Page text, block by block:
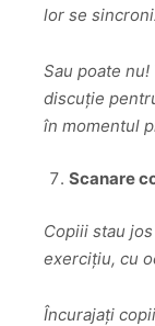
lor se
Sau poate
discuție
în momentul
Scanare
Copiii stau
exercițiu, cu
Încurajați